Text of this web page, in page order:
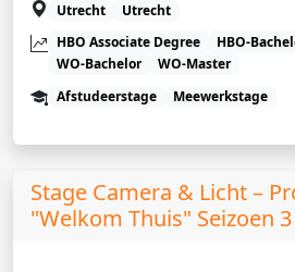
Utrecht
Utrecht
HBO Associate Degree
HBO-
WO-Bachelor
WO-Master
Afstudeerstage
Meewerkstage
Stage Camera & Licht –
"Welkom Thuis" Seizoen